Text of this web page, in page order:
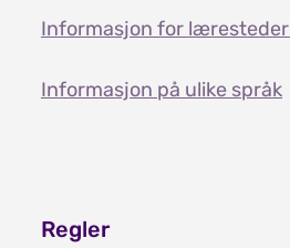
Informasjon for læresteder
Informasjon på ulike språk
Regler